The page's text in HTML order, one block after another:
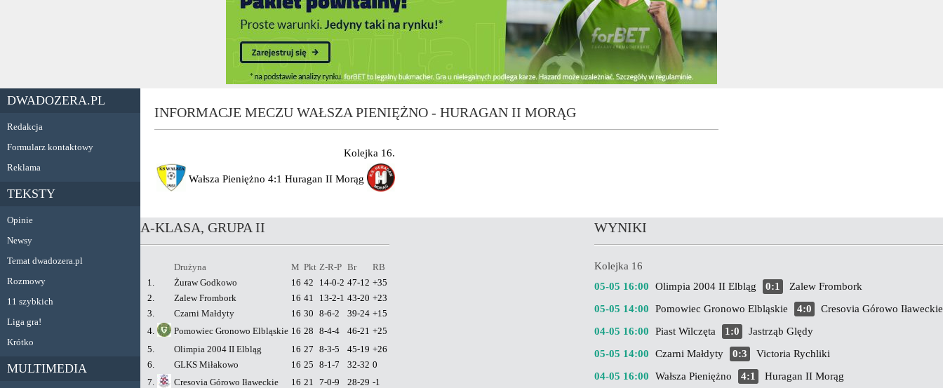
DWADOZERA.PL
Redakcja
Formularz kontaktowy
Reklama
TEKSTY
Opinie
Newsy
Temat dwadozera.pl
Rozmowy
11 szybkich
Liga gra!
Krótko
MULTIMEDIA
INFORMACJE MECZU WAŁSZA PIENIĘŻNO - HURAGAN II MORĄG
Kolejka 16.
Wałsza Pieniężno 4:1 Huragan II Morąg
A-KLASA, GRUPA II
Drużyna M Pkt Z-R-P Br
RB
1.
Żuraw Godkowo 16 42 14-0-2 47-12 +35
2.
Zalew Frombork 16 41 13-2-1 43-20 +23
3.
Czarni Małdyty 16 30 8-6-2 39-24 +15
4.
Pomowiec Gronowo Elbląskie 16 28 8-4-4 46-21 +25
5.
Olimpia 2004 II Elbląg 16 27 8-3-5 45-19 +26
6.
GLKS Miłakowo 16 25 8-1-7 32-32 0
7.
Cresovia Górowo Iławeckie 16 21 7-0-9 28-29 -1
WYNIKI
Kolejka 16
05-05 16:00
Olimpia 2004 II Elbląg 0:1
Zalew Frombork
05-05 14:00
Pomowiec Gronowo Elbląskie 4:0
Cresovia Górowo Iławeckie
04-05 16:00
Piast Wilczęta 1:0
Jastrząb Ględy
05-05 14:00
Czarni Małdyty 0:3
Victoria Rychliki
04-05 16:00
Wałsza Pieniężno 4:1
Huragan II Morąg